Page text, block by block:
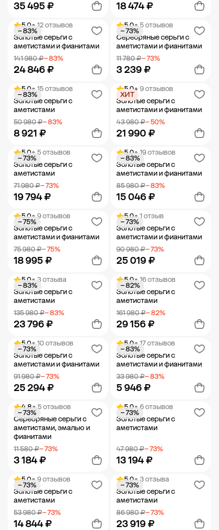
35 495 ₽
Добавить в корзину
18 474 ₽
Добавить в корзину
5.0• 12 отзывов
Золотые серьги с
аметистами и фианитами
141 980 ₽− 83%
24 846 ₽
− 83%
Добавить в корзину
5.0• 5 отзывов
Серебряные серьги с
аметистами и фианитами
11 780 ₽− 73%
3 239 ₽
− 73%
Добавить в корзину
5.0• 15 отзывов
Золотые серьги с
аметистами
50 980 ₽− 83%
8 921 ₽
− 83%
Добавить в корзину
5.0• 9 отзывов
Золотые серьги с
аметистами и фианитами
43 980 ₽− 50%
21 990 ₽
ХИТ
Добавить в корзину
5.0• 5 отзывов
Золотые серьги с
аметистами
71 980 ₽− 73%
19 794 ₽
− 73%
Добавить в корзину
5.0• 19 отзывов
Золотые серьги с
аметистами и фианитами
85 980 ₽− 83%
15 046 ₽
− 83%
Добавить в корзину
5.0• 9 отзывов
Золотые серьги с
аметистами и фианитами
75 980 ₽− 75%
18 995 ₽
− 75%
Добавить в корзину
5.0• 1 отзыв
Золотые серьги с
аметистами и фианитами
90 980 ₽− 73%
25 019 ₽
− 73%
Добавить в корзину
5.0• 3 отзыва
Золотые серьги с
аметистами
135 980 ₽− 83%
23 796 ₽
− 83%
Добавить в корзину
5.0• 16 отзывов
Золотые серьги с
аметистами
161 980 ₽− 82%
29 156 ₽
− 82%
Добавить в корзину
5.0• 10 отзывов
Золотые серьги с
аметистами и фианитами
91 980 ₽− 73%
25 294 ₽
− 73%
Добавить в корзину
5.0• 17 отзывов
Золотые серьги с
аметистами и фианитами
33 980 ₽− 83%
5 946 ₽
− 83%
Добавить в корзину
4.8• 5 отзывов
Серебряные серьги с
аметистами, эмалью и
фианитами
11 580 ₽− 73%
3 184 ₽
− 73%
Добавить в корзину
5.0• 6 отзывов
Золотые серьги с
аметистами
47 980 ₽− 73%
13 194 ₽
− 73%
Добавить в корзину
5.0• 9 отзывов
Золотые серьги с
аметистами
53 980 ₽− 73%
14 844 ₽
− 73%
5.0• 3 отзыва
Золотые серьги с
аметистами
86 980 ₽− 73%
23 919 ₽
− 73%